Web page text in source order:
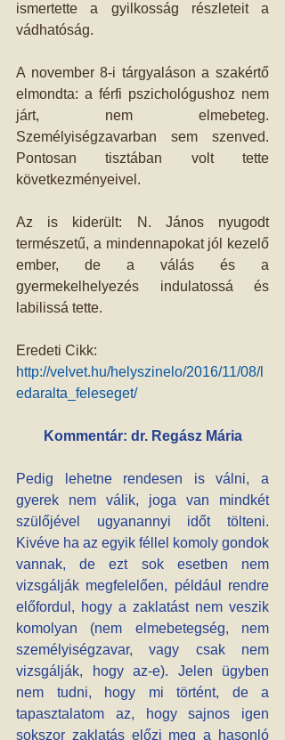
ismertette a gyilkosság részleteit a
vádhatóság.
A november 8-i tárgyaláson a szakértő
elmondta: a férfi pszichológushoz nem
járt, nem elmebeteg.
Személyiségzavarban sem szenved.
Pontosan tisztában volt tette
következményeivel.
Az is kiderült: N. János nyugodt
természetű, a mindennapokat jól kezelő
ember, de a válás és a
gyermekelhelyezés indulatossá és
labilissá tette.
Eredeti Cikk:
http://velvet.hu/helyszinelo/2016/11/08/l
edaralta_feleseget/
Kommentár: dr. Regász Mária
Pedig lehetne rendesen is válni, a
gyerek nem válik, joga van mindkét
szülőjével ugyanannyi időt tölteni.
Kivéve ha az egyik féllel komoly gondok
vannak, de ezt sok esetben nem
vizsgálják megfelelően, például rendre
előfordul, hogy a zaklatást nem veszik
komolyan (nem elmebetegség, nem
személyiségzavar, vagy csak nem
vizsgálják, hogy az-e). Jelen ügyben
nem tudni, hogy mi történt, de a
tapasztalatom az, hogy sajnos igen
sokszor zaklatás előzi meg a hasonló